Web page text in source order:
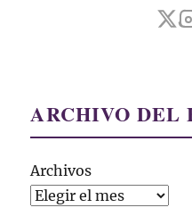
ARCHIVO DEL
Archivos